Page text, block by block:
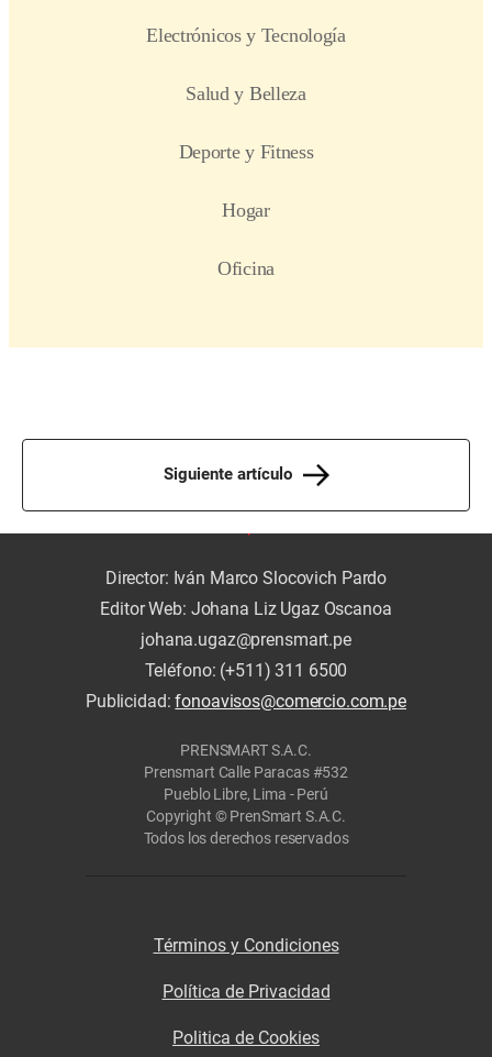
Siguiente artículo
Director: Iván Marco Slocovich Pardo
Editor Web: Johana Liz Ugaz Oscanoa
johana.ugaz@prensmart.pe
Teléfono: (+511) 311 6500
Publicidad:fonoavisos@comercio.com.pe
PRENSMART S.A.C.
Prensmart Calle Paracas #532
Pueblo Libre, Lima - Perú
Copyright © PrenSmart S.A.C.
Todos los derechos reservados
Términos y Condiciones
Política de Privacidad
Politica de Cookies